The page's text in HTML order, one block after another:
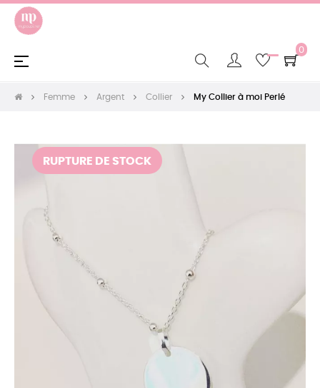
0
Basculer
☰
Femme Argent Collier My Collier à moi Perlé
RUPTURE DE STOCK